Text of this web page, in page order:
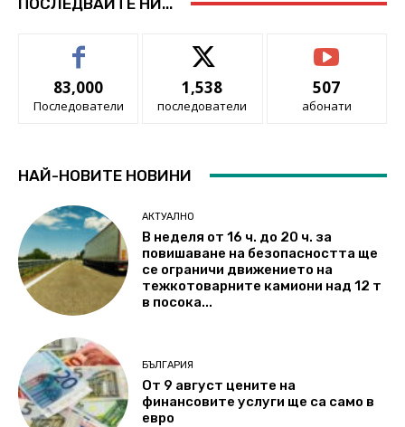
83,000
Последователи
1,538
последователи
507
абонати
НАЙ-НОВИТЕ НОВИНИ
АКТУАЛНО
В неделя от 16 ч. до 20 ч. за
повишаване на безопасността ще
се ограничи движението на
тежкотоварните камиони над 12 т
в посока...
БЪЛГАРИЯ
От 9 август цените на
финансовите услуги ще са само в
евро